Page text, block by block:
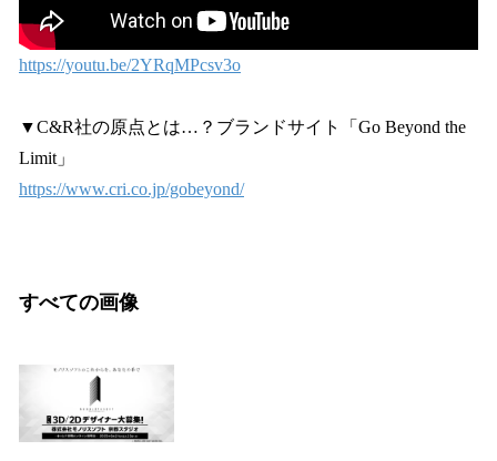
https://youtu.be/2YRqMPcsv3o
▼C&R社の原点とは…？ブランドサイト「Go Beyond the
Limit」
https://www.cri.co.jp/gobeyond/
すべての画像